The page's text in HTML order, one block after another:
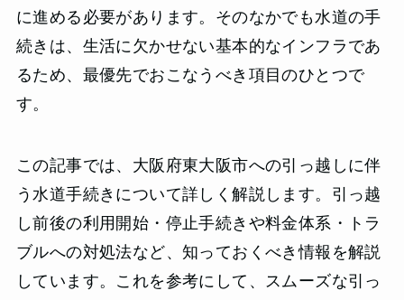
に進める必要があります。そのなかでも水道の手
続きは、生活に欠かせない基本的なインフラであ
るため、最優先でおこなうべき項目のひとつで
す。
この記事では、大阪府東大阪市への引っ越しに伴
う水道手続きについて詳しく解説します。引っ越
し前後の利用開始・停止手続きや料金体系・トラ
ブルへの対処法など、知っておくべき情報を解説
しています。これを参考にして、スムーズな引っ